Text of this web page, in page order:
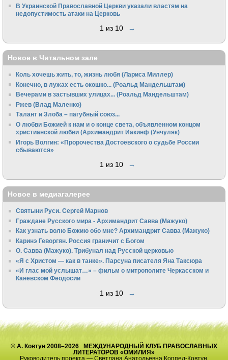
В Украинской Православной Церкви указали властям на
недопустимость атаки на Церковь
1 из 10 →
Новое в Читальном зале
Коль хочешь жить, то, жизнь любя (Лариса Миллер)
Конечно, в лужах есть окошко... (Роальд Мандельштам)
Вечерами в застывших улицах... (Роальд Мандельштам)
Ржев (Влад Маленко)
Талант и Злоба – пагубный союз...
О любви Божией к нам и о конце света, объявленном концом
христианской любви (Архимандрит Иакинф (Унчуляк)
Игорь Волгин: «Пророчества Достоевского о судьбе России
сбываются»
1 из 10 →
Новое в медиагалерее
Святыни Руси. Сергей Марнов
Граждане Русского мира - Архимандрит Савва (Мажуко)
Как узнать волю Божию обо мне? Архимандрит Савва (Мажуко)
Каринэ Геворгян. Россия граничит с Богом
О. Савва (Мажуко). Трибунал над Русской церковью
«Я с Христом — как в танке». Парсуна писателя Яна Таксюра
«И глас мой услышат…» – фильм о митрополите Черкасском и
Каневском Феодосии
1 из 10 →
© А. Ковтун 2008–2026 МЕЖДУНАРОДНЫЙ КЛУБ ПРАВОСЛАВНЫХ
ЛИТЕРАТОРОВ «ОМИЛИЯ»
Руководитель проекта — Светлана Анатольевна Коппел-Ковтун.